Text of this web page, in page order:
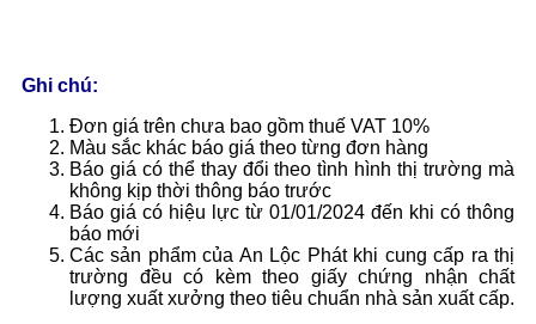
Ghi chú:
Đơn giá trên chưa bao gồm thuế VAT 10%
Màu sắc khác báo giá theo từng đơn hàng
Báo giá có thể thay đổi theo tình hình thị trường mà
không kịp thời thông báo trước
Báo giá có hiệu lực từ 01/01/2024 đến khi có thông
báo mới
Các sản phẩm của An Lộc Phát khi cung cấp ra thị
trường đều có kèm theo giấy chứng nhận chất
lượng xuất xưởng theo tiêu chuẩn nhà sản xuất cấp.